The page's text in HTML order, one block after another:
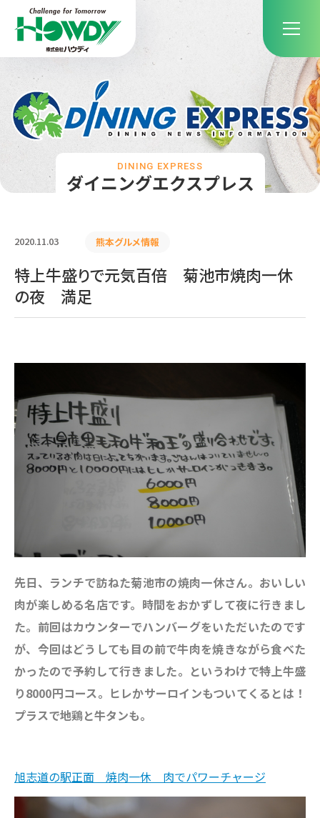
ダイニングエクスプレス
DINING EXPRESS
2020.11.03 熊本グルメ情報
特上牛盛りで元気百倍 菊池市焼肉一休
の夜 満足
先日、ランチで訪ねた菊池市の焼肉一休さん。おいしい
肉が楽しめる名店です。時間をおかずして夜に行きまし
た。前回はカウンターでハンバーグをいただいたのです
が、今回はどうしても目の前で牛肉を焼きながら食べた
かったので予約して行きました。というわけで特上牛盛
り8000円コース。ヒレかサーロインもついてくるとは！
プラスで地鶏と牛タンも。
旭志道の駅正面 焼肉一休 肉でパワーチャージ